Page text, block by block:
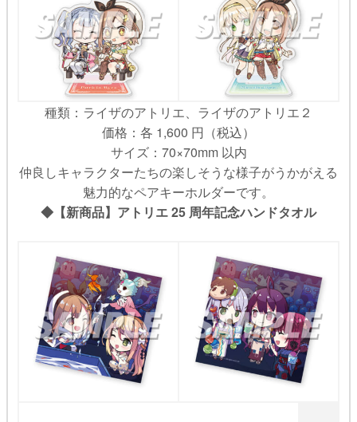
種類：ライザのアトリエ、ライザのアトリエ２
価格：各 1,600 円（税込）
サイズ：70×70mm 以内
仲良しキャラクターたちの楽しそうな様子がうかがえる
魅力的なペアキーホルダーです。
◆【新商品】アトリエ 25 周年記念ハンドタオル